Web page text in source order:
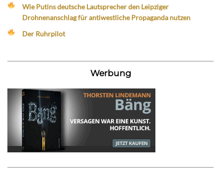
Wie Putins deutsche Lautsprecher den Leipziger
Drohnenanschlag für antiwestliche Propaganda nutzen
Der Ruhrpilot
Werbung